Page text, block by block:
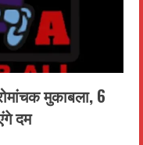
मुकाबला, 6
दम